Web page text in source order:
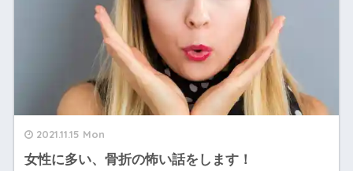
2021.11.15 Mon
女性に多い、骨折の怖い話をします！